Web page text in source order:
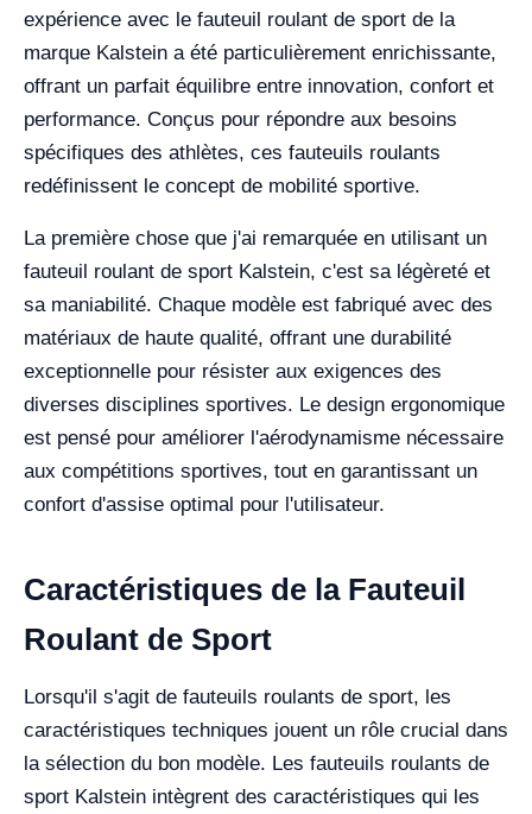
expérience avec le fauteuil roulant de sport de la
marque Kalstein a été particulièrement enrichissante,
offrant un parfait équilibre entre innovation, confort et
performance. Conçus pour répondre aux besoins
spécifiques des athlètes, ces fauteuils roulants
redéfinissent le concept de mobilité sportive.
La première chose que j'ai remarquée en utilisant un
fauteuil roulant de sport Kalstein, c'est sa légèreté et
sa maniabilité. Chaque modèle est fabriqué avec des
matériaux de haute qualité, offrant une durabilité
exceptionnelle pour résister aux exigences des
diverses disciplines sportives. Le design ergonomique
est pensé pour améliorer l'aérodynamisme nécessaire
aux compétitions sportives, tout en garantissant un
confort d'assise optimal pour l'utilisateur.
Caractéristiques de la Fauteuil
Roulant de Sport
Lorsqu'il s'agit de fauteuils roulants de sport, les
caractéristiques techniques jouent un rôle crucial dans
la sélection du bon modèle. Les fauteuils roulants de
sport Kalstein intègrent des caractéristiques qui les